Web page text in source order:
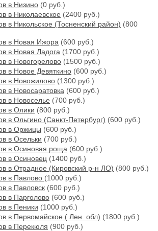
в Низино (0 руб.)
в Николаевское (2400 руб.)
в Никольское (Тосненский район) (800
в Новая Ижора (600 руб.)
в Новая Ладога (1700 руб.)
в Новогорелово (1500 руб.)
в Новое Девяткино (600 руб.)
в Новожилово (1300 руб.)
в Новосаратовка (600 руб.)
в Новоселье (700 руб.)
в Олики (800 руб.)
в Ольгино (Санкт-Петербург) (600 руб.)
в Оржицы (600 руб.)
в Осельки (700 руб.)
в Осиновая роща (600 руб.)
в Осиновец (1400 руб.)
в Отрадное (Кировский р-н ЛО) (800 руб.)
в Павлово (1000 руб.)
в Павловск (600 руб.)
в Парголово (600 руб.)
в Пеники (1000 руб.)
в Первомайское ( Лен. обл) (1800 руб.)
в Перекюля (900 руб.)